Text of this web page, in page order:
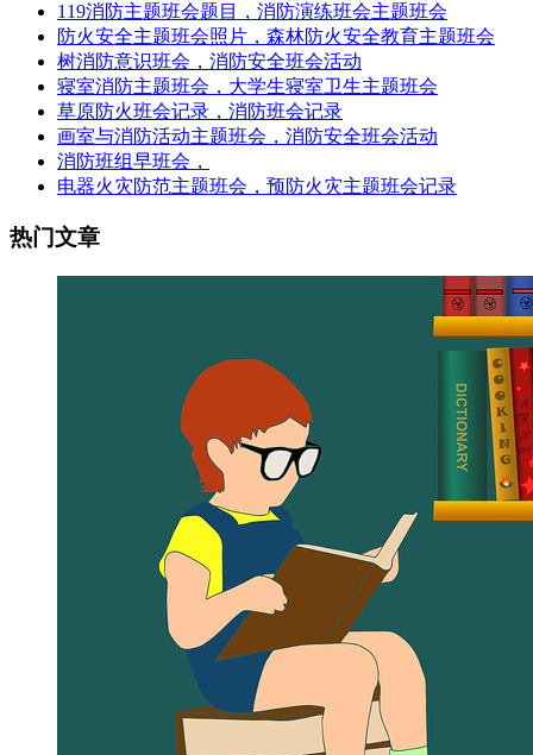
119消防主题班会题目，消防演练班会主题班会
防火安全主题班会照片，森林防火安全教育主题班会
树消防意识班会，消防安全班会活动
寝室消防主题班会，大学生寝室卫生主题班会
草原防火班会记录，消防班会记录
画室与消防活动主题班会，消防安全班会活动
消防班组早班会，
电器火灾防范主题班会，预防火灾主题班会记录
热门文章